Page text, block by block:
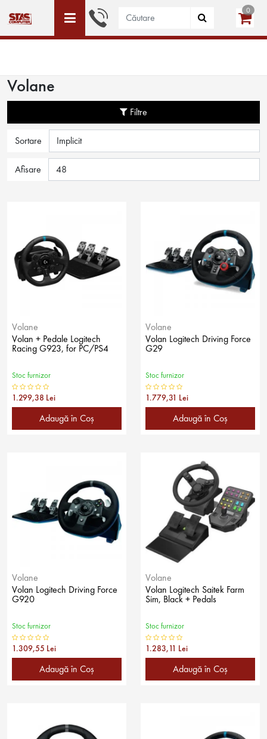
ACEST SITE ESTE DEDICAT DOAR PERSOANELE JURIDICE
CREEAZĂ CONT
0
Volane
Filtre
Sortare
Afisare
Volane
Volan + Pedale Logitech
Racing G923, for PC/PS4
Stoc furnizor
1.299,38 Lei
Adaugă în Coş
Volane
Volan Logitech Driving Force
G29
Stoc furnizor
1.779,31 Lei
Adaugă în Coş
Volane
Volan Logitech Driving Force
G920
Stoc furnizor
1.309,55 Lei
Adaugă în Coş
Volane
Volan Logitech Saitek Farm
Sim, Black + Pedals
Stoc furnizor
1.283,11 Lei
Adaugă în Coş